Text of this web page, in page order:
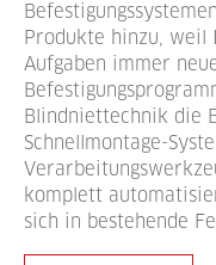
Produkte hinzu,
Aufgaben immer
Blindniettechnik die
Schnellmontage-
komplett
sich in bestehende